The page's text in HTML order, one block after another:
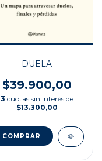
DUELA
$39.900,00
3 cuotas sin interés de
$13.300,00